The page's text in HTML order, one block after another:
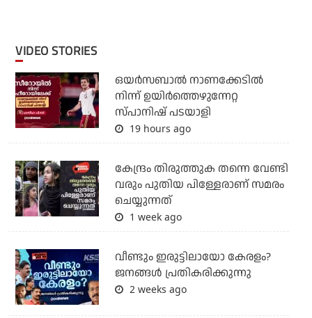
VIDEO STORIES
ഒയര്‍സബാൽ നാണക്കേടിൽ
നിന്ന് ഉയിർത്തെഴുന്നേറ്റ
സ്പാനിഷ് പടയാളി
19 hours ago
കേന്ദ്രം തിരുത്തുക തന്നെ വേണ്ടി
വരും പുതിയ പിള്ളേരാണ് സമരം
ചെയ്യുന്നത്
1 week ago
വീണ്ടും ഇരുട്ടിലായോ കേരളം?
ജനങ്ങൾ പ്രതികരിക്കുന്നു
2 weeks ago